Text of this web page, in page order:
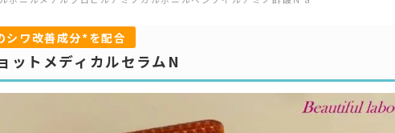
シワ改善成分*を配合
ットメディカルセラムN